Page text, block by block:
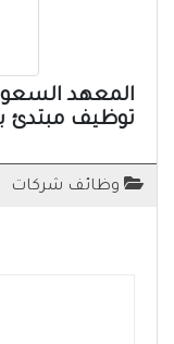
المعهد
توظيف مبتدئ
وظائف شركات